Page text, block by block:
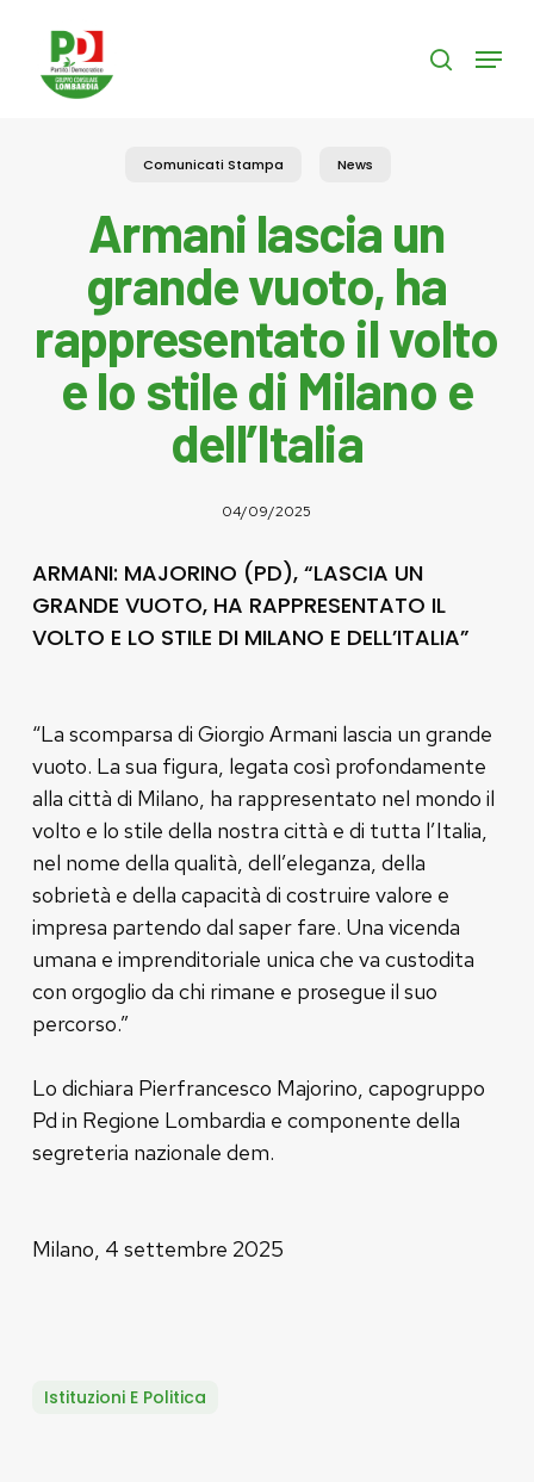
content
search
Menu
Comunicati Stampa News
Armani lascia un
grande vuoto, ha
rappresentato il volto
e lo stile di Milano e
dell’Italia
04/09/2025
ARMANI: MAJORINO (PD), “LASCIA UN
GRANDE VUOTO, HA RAPPRESENTATO IL
VOLTO E LO STILE DI MILANO E DELL’ITALIA”
“La scomparsa di Giorgio Armani lascia un grande
vuoto. La sua figura, legata così profondamente
alla città di Milano, ha rappresentato nel mondo il
volto e lo stile della nostra città e di tutta l’Italia,
nel nome della qualità, dell’eleganza, della
sobrietà e della capacità di costruire valore e
impresa partendo dal saper fare. Una vicenda
umana e imprenditoriale unica che va custodita
con orgoglio da chi rimane e prosegue il suo
percorso.”
Lo dichiara Pierfrancesco Majorino, capogruppo
Pd in Regione Lombardia e componente della
segreteria nazionale dem.
Milano, 4 settembre 2025
Istituzioni E Politica